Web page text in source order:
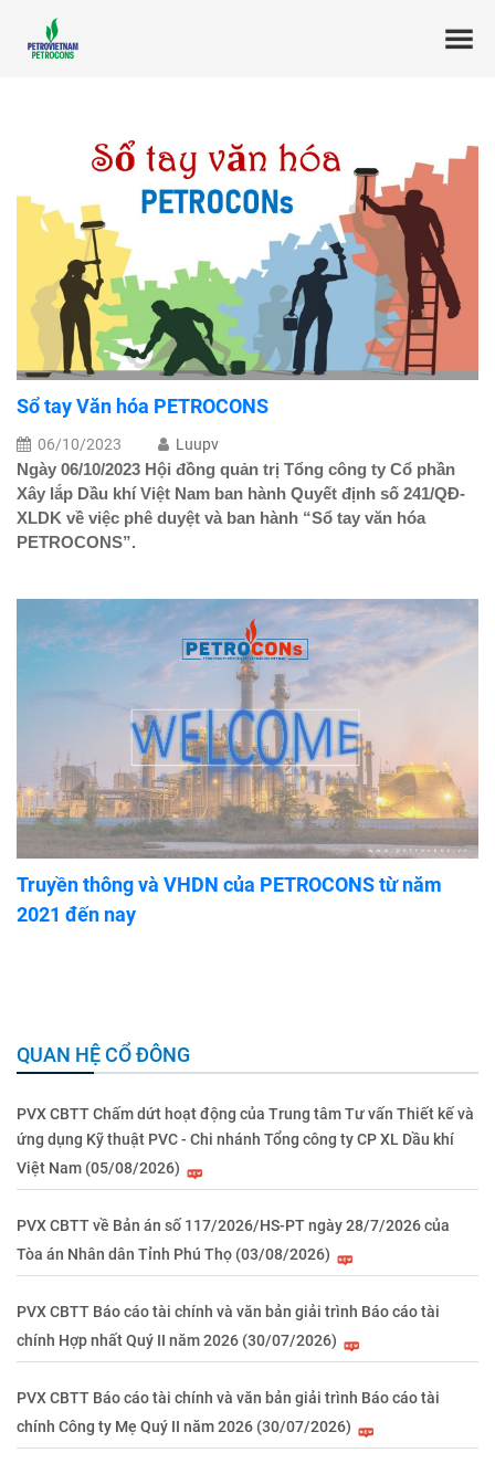
Sổ tay Văn hóa PETROCONS
06/10/2023 Luupv
Ngày 06/10/2023 Hội đồng quản trị Tổng công ty Cổ phần
Xây lắp Dầu khí Việt Nam ban hành Quyết định số 241/QĐ-
XLDK về việc phê duyệt và ban hành “Sổ tay văn hóa
PETROCONS”.
Truyền thông và VHDN của PETROCONS từ năm
2021 đến nay
QUAN HỆ CỔ ĐÔNG
PVX CBTT Chấm dứt hoạt động của Trung tâm Tư vấn Thiết kế và
ứng dụng Kỹ thuật PVC - Chi nhánh Tổng công ty CP XL Dầu khí
Việt Nam (05/08/2026)
PVX CBTT về Bản án số 117/2026/HS-PT ngày 28/7/2026 của
Tòa án Nhân dân Tỉnh Phú Thọ (03/08/2026)
PVX CBTT Báo cáo tài chính và văn bản giải trình Báo cáo tài
chính Hợp nhất Quý II năm 2026 (30/07/2026)
PVX CBTT Báo cáo tài chính và văn bản giải trình Báo cáo tài
chính Công ty Mẹ Quý II năm 2026 (30/07/2026)